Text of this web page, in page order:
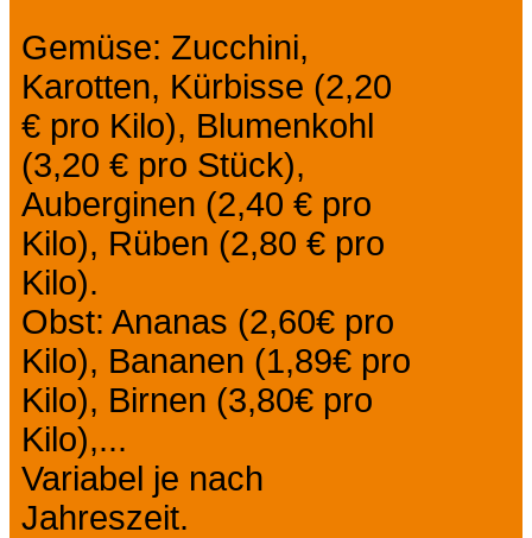
Gemüse: Zucchini,
Karotten, Kürbisse (2,20
€ pro Kilo), Blumenkohl
(3,20 € pro Stück),
Auberginen (2,40 € pro
Kilo), Rüben (2,80 € pro
Kilo).
Obst: Ananas (2,60€ pro
Kilo), Bananen (1,89€ pro
Kilo), Birnen (3,80€ pro
Kilo),...
Variabel je nach
Jahreszeit.